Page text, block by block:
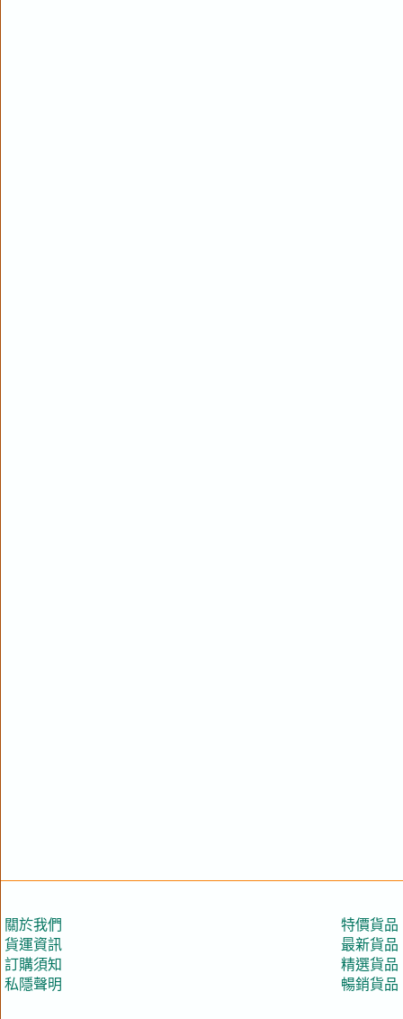
關於我們
貨運資訊
訂購須知
私隱聲明
特價貨品
最新貨品
精選貨品
暢銷貨品